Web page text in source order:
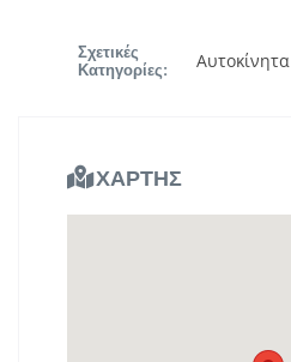
Σχετικές
Κατηγορίες: Αυτοκίνητα
ΧΑΡΤΗΣ